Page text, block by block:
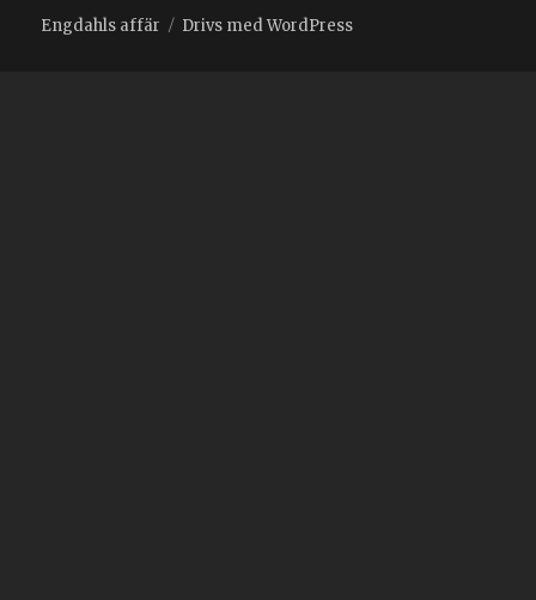
Engdahls affär Drivs med WordPress